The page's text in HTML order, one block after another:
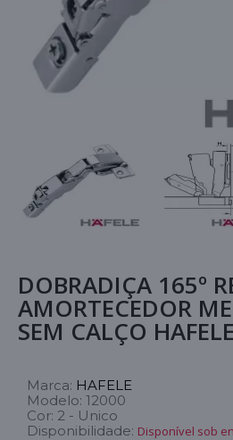
DOBRADIÇA 165º
AMORTECEDOR
SEM CALÇO HAFELE
Marca: HAFELE
Modelo: 12000
Cor: 2 - Unico
Disponibilidade: Disponível sob